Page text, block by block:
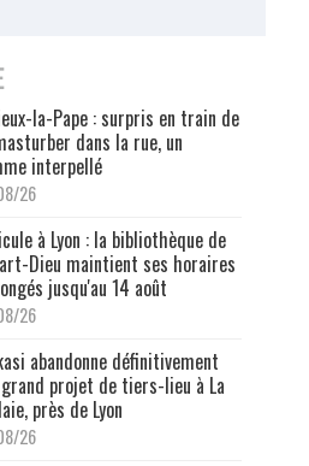
la-Pape : surpris en train de
dans la rue, un
interpellé
26
à Lyon : la bibliothèque de
Dieu maintient ses horaires
jusqu'au 14 août
26
abandonne définitivement
projet de tiers-lieu à La
près de Lyon
26